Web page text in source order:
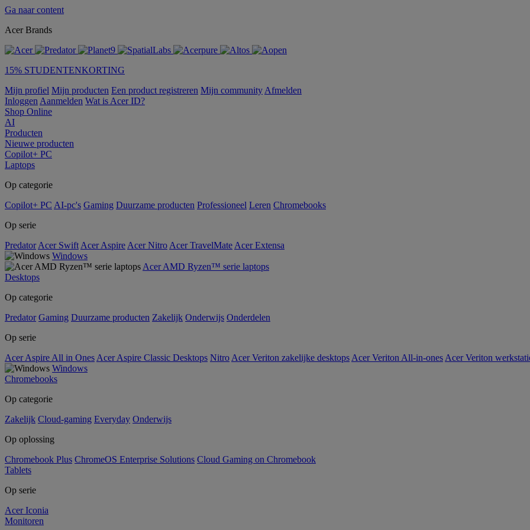
Ga naar content
Acer Brands
15% STUDENTENKORTING
Mijn profiel Mijn producten Een product registreren Mijn community Afmelden
Inloggen Aanmelden Wat is Acer ID?
Shop Online
AI
Producten
Nieuwe producten
Copilot+ PC
Laptops
Op categorie
Copilot+ PC AI-pc's Gaming Duurzame producten Professioneel Leren Chromebooks
Op serie
Predator Acer Swift Acer Aspire Acer Nitro Acer TravelMate Acer Extensa
Windows
Acer AMD Ryzen™ serie laptops
Desktops
Op categorie
Predator Gaming Duurzame producten Zakelijk Onderwijs Onderdelen
Op serie
Acer Aspire All in Ones Acer Aspire Classic Desktops Nitro Acer Veriton zakelijke desktops Acer Veriton All-in-ones Acer Veriton
Windows
Chromebooks
Op categorie
Zakelijk Cloud-gaming Everyday Onderwijs
Op oplossing
Chromebook Plus ChromeOS Enterprise Solutions Cloud Gaming on Chromebook
Tablets
Op serie
Acer Iconia
Monitoren